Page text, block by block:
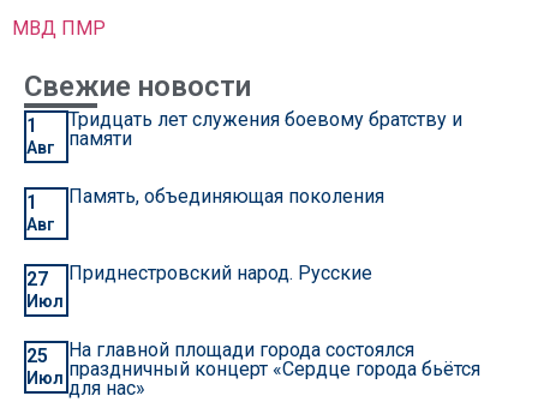
МВД ПМР
Свежие новости
1
Авг
Тридцать лет служения боевому братству и
памяти
1
Авг
Память, объединяющая поколения
27
Июл
Приднестровский народ. Русские
25
Июл
На главной площади города состоялся
праздничный концерт «Сердце города бьётся
для нас»